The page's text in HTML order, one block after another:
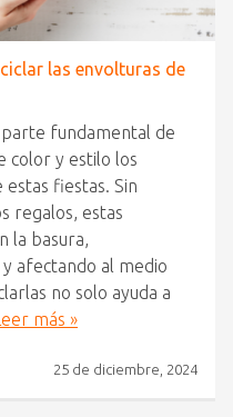
las envolturas de
fundamental de
color y estilo los
fiestas. Sin
regalos, estas
la basura,
afectando al medio
no solo ayuda a
más »
25 de diciembre, 2024